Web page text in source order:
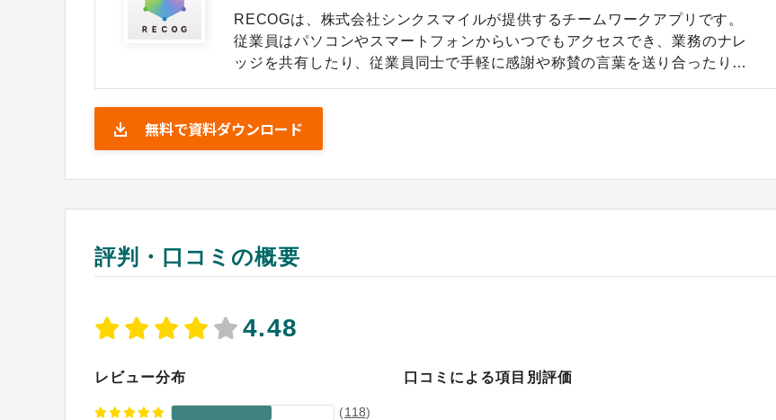
RECOGは、株式会社シンクスマイルが提供するチームワークアプリです。
従業員はパソコンやスマートフォンからいつでもアクセスでき、業務のナレ
ッジを共有したり、従業員同士で手軽に感謝や称賛の言葉を送り合ったりす
理者は、ダッシュボードで利用率やアクセス率などを確認でき、1on1や評価
面談で適切なフォローにつなげられます。 RECOGには、感謝・称賛の気持
ちを伝える「レター」や、ノウハウ共有に役立つ「投稿」、クローズドなコ
単位でデータを分析したりと、管理者向けの機能も豊富です。
無料で資料ダウンロード
評判・口コミの概要
4.48
レビュー分布
(118)
口コミによる項目別評価